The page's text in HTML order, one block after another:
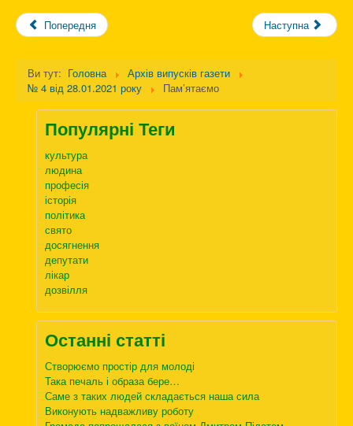
Попередня Наступна
Ви тут: Головна
Архів випусків газети
№ 4 від 28.01.2021 року
Пам’ятаємо
Популярні Теги
культура
людина
професія
історія
політика
свято
досягнення
депутати
лікар
дозвілля
Останні статті
Створюємо простір для молоді
Така печаль і образа бере…
Саме з таких людей складається наша сила
Виконують надважливу роботу